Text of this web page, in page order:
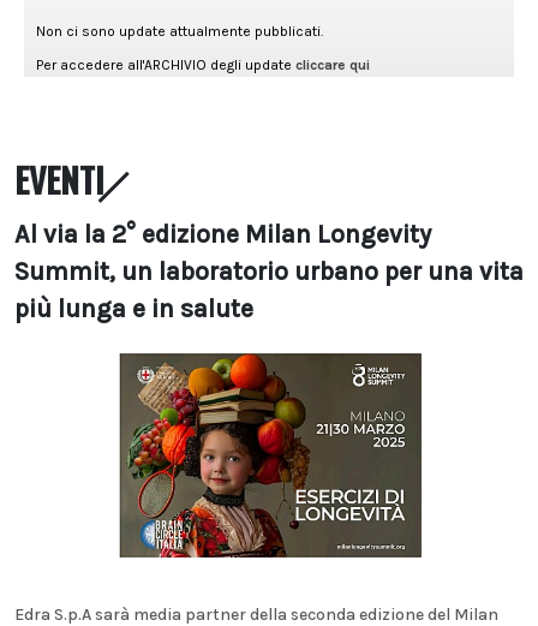
EVENTI
Al via la 2° edizione Milan Longevity
Summit, un laboratorio urbano per una vita
più lunga e in salute
Edra S.p.A sarà media partner della seconda edizione del Milan